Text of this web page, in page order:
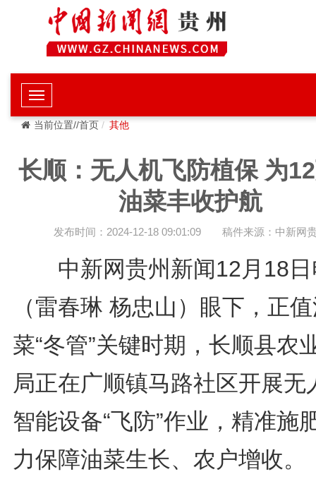
当前位置//首页 其他
长顺：无人机飞防植保 为
油菜丰收护航
发布时间：2024-12-18 09:01:09 稿件来源：中新网
中新网贵州新闻12月18日
（雷春琳 杨忠山）眼下，正
菜“冬管”关键时期，长顺县农
局正在广顺镇马路社区开展无
智能设备“飞防”作业，精准施
力保障油菜生长、农户增收。